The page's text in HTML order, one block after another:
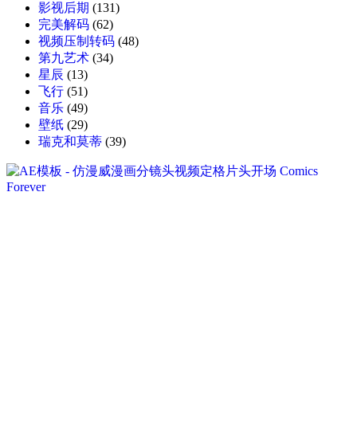
影视后期 (131)
完美解码 (62)
视频压制转码 (48)
第九艺术 (34)
星辰 (13)
飞行 (51)
音乐 (49)
壁纸 (29)
瑞克和莫蒂 (39)